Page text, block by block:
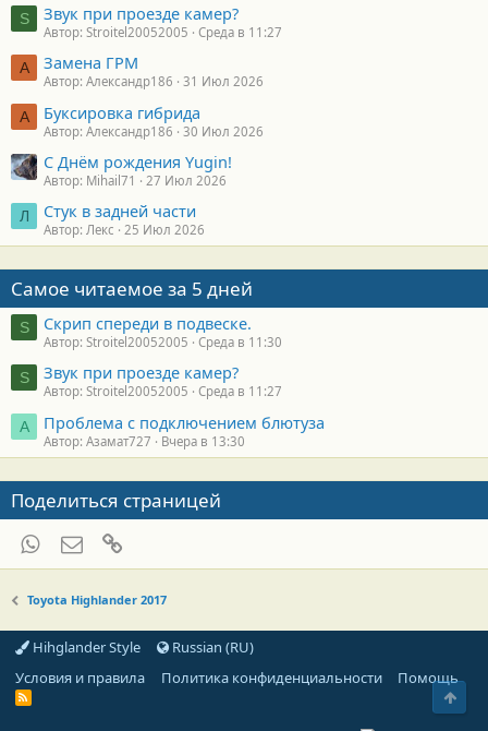
S Звук при проезде камер?
Автор: Stroitel20052005 Среда в 11:27
А Замена ГРМ
Автор: Александр186 31 Июл 2026
А Буксировка гибрида
Автор: Александр186 30 Июл 2026
С Днём рождения Yugin!
Автор: Mihail71 27 Июл 2026
Л Стук в задней части
Автор: Лекс 25 Июл 2026
Самое читаемое за 5 дней
S Скрип спереди в подвеске.
Автор: Stroitel20052005 Среда в 11:30
S Звук при проезде камер?
Автор: Stroitel20052005 Среда в 11:27
А Проблема с подключением блютуза
Автор: Азамат727 Вчера в 13:30
Поделиться страницей
WhatsAppЭлектронная почта
Toyota Highlander 2017
Hihglander Style
Russian (RU)
Условия и правила
Политика конфиденциальности Помощь
R